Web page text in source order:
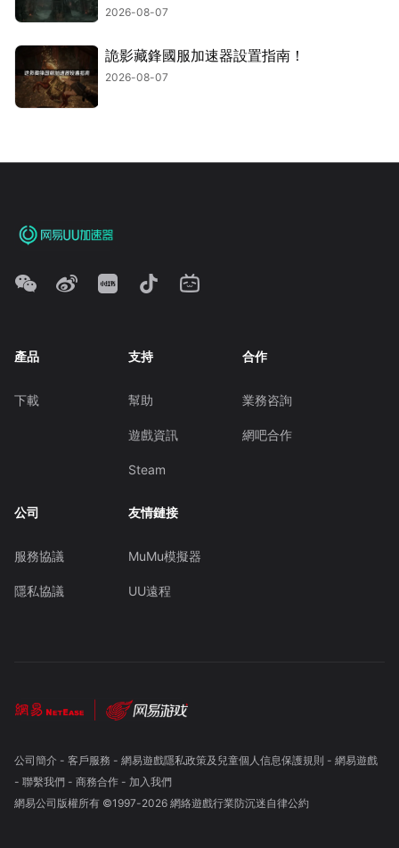
2026-08-07
詭影藏鋒國服加速器設置指南！
2026-08-07
產品
下載
支持
幫助
遊戲資訊
Steam
合作
業務咨詢
網吧合作
公司
服務協議
隱私協議
友情鏈接
MuMu模擬器
UU遠程
公司簡介- 客戶服務 - 網易遊戲隱私政策及兒童個人信息保護規則 - 網易遊戲
- 聯繫我們- 商務合作- 加入我們
網易公司版權所有 ©1997-2026 網絡遊戲行業防沉迷自律公約